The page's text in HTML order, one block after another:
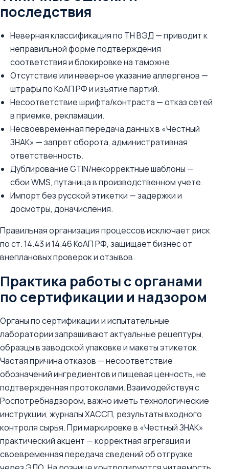
последствия
Неверная классификация по ТН ВЭД — приводит к
неправильной форме подтверждения
соответствия и блокировке на таможне.
Отсутствие или неверное указание аллергенов —
штрафы по КоАП РФ и изъятие партий.
Несоответствие шрифта/контраста — отказ сетей
в приемке, рекламации.
Несвоевременная передача данных в «Честный
ЗНАК» — запрет оборота, административная
ответственность.
Дублирование GTIN/некорректные шаблоны —
сбои WMS, путаница в производственном учете.
Импорт без русской этикетки — задержки и
досмотры, доначисления.
Правильная организация процессов исключает риск
по ст. 14.43 и 14.46 КоАП РФ, защищает бизнес от
внеплановых проверок и отзывов.
Практика работы с органами
по сертификации и надзором
Органы по сертификации и испытательные
лаборатории запрашивают актуальные рецептуры,
образцы в заводской упаковке и макеты этикеток.
Частая причина отказов — несоответствие
обозначений ингредиентов и пищевая ценность, не
подтвержденная протоколами. Взаимодействуя с
Роспотребнадзором, важно иметь технологические
инструкции, журналы ХАССП, результаты входного
контроля сырья. При маркировке в «Честный ЗНАК»
практический акцент — корректная агрегация и
своевременная передача сведений об отгрузке